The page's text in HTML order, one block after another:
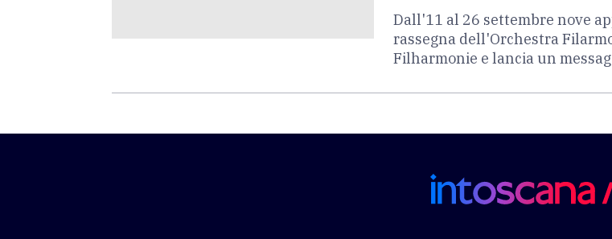
Dall'11 al 26 settembre nove
rassegna dell'Orchestra
Filharmonie e lancia un